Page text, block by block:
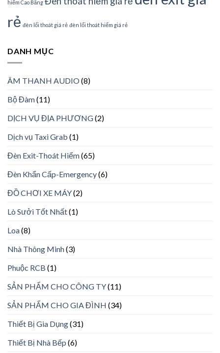
hiểm Cao Bằng
rẻ đèn lối thoát giá rẻ đèn lối thoát hiểm giá rẻ
DANH MỤC
ÂM THANH AUDIO(8)
Bộ Đàm(11)
DỊCH VỤ ĐỊA PHƯƠNG(2)
Dịch vụ Taxi Grab (1)
Đèn Exit-Thoát Hiểm(65)
Đèn Khẩn Cấp-Emergency(6)
ĐỒ CHƠI XE MÁY(2)
Lò Sưởi Tốt Nhất(1)
Loa(8)
Nhà Thông Minh(3)
Phuộc RCB (1)
SẢN PHẨM CHO CÔNG TY(11)
SẢN PHẨM CHO GIA ĐÌNH (34)
Thiết Bị Gia Dụng(31)
Thiết Bị Nhà Bếp (6)